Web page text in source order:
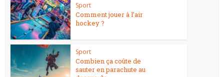
Sport
Comment jouer à l’air
hockey ?
Sport
Combien ça coûte de
sauter en parachute au